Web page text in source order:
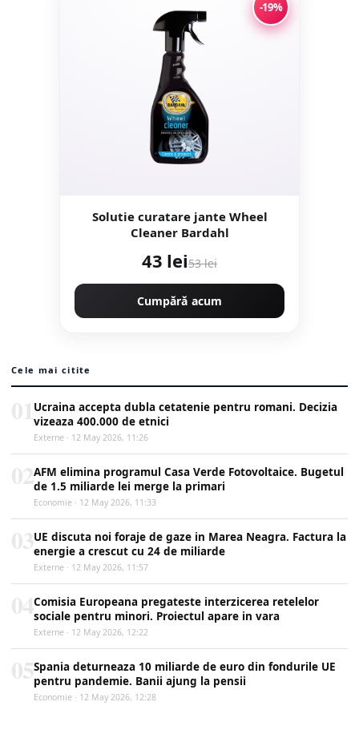
-19%
Solutie curatare jante Wheel
Cleaner Bardahl
43 lei53 lei
Cumpără acum
Cele mai citite
Ucraina accepta dubla cetatenie pentru romani. Decizia
vizeaza 400.000 de etnici
Externe · 12 May 2026, 11:26
AFM elimina programul Casa Verde Fotovoltaice. Bugetul
de 1.5 miliarde lei merge la primari
Economie · 12 May 2026, 11:33
UE discuta noi foraje de gaze in Marea Neagra. Factura la
energie a crescut cu 24 de miliarde
Externe · 12 May 2026, 11:57
Comisia Europeana pregateste interzicerea retelelor
sociale pentru minori. Proiectul apare in vara
Externe · 12 May 2026, 12:22
Spania deturneaza 10 miliarde de euro din fondurile UE
pentru pandemie. Banii ajung la pensii
Economie · 12 May 2026, 12:28